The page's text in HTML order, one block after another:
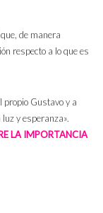
de manera
respecto a lo que es
propio Gustavo y a
y esperanza».
LA IMPORTANCIA